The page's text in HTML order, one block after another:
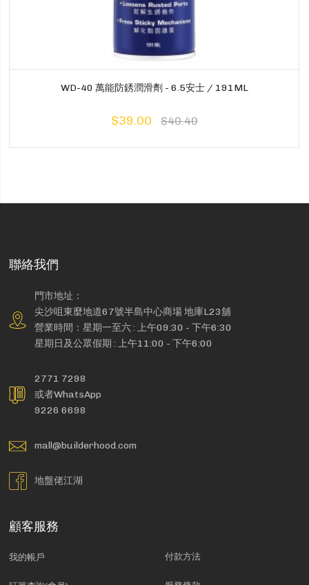
WD-40 萬能防銹潤滑劑 - 6.5安士 / 191ML
$39.00 $40.40
聯絡我們
門市地址：
尖沙咀東麼地道67號半島中心商場 地庫L23舖
營業時間：星期一至六 : 上午09:30 - 下午6:30
星期日及公眾假期 : 上午11:00 - 下午6:00
2771 7298
或者WhatsApp
9226 6698
mall@builderhood.com
地盤佬江湖
顧客服務
我的帳戶 付款方法